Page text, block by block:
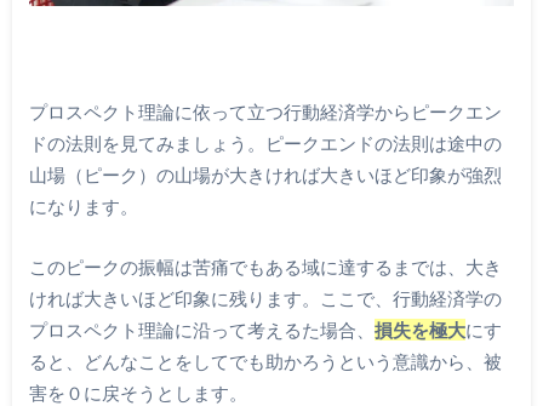
プロスペクト理論に依って立つ行動経済学からピークエン
ドの法則を見てみましょう。ピークエンドの法則は途中の
山場（ピーク）の山場が大きければ大きいほど印象が強烈
になります。
このピークの振幅は苦痛でもある域に達するまでは、大き
ければ大きいほど印象に残ります。ここで、行動経済学の
プロスペクト理論に沿って考えるた場合、 損失を極大にす
ると、どんなことをしてでも助かろうという意識から、被
害を０に戻そうとします。